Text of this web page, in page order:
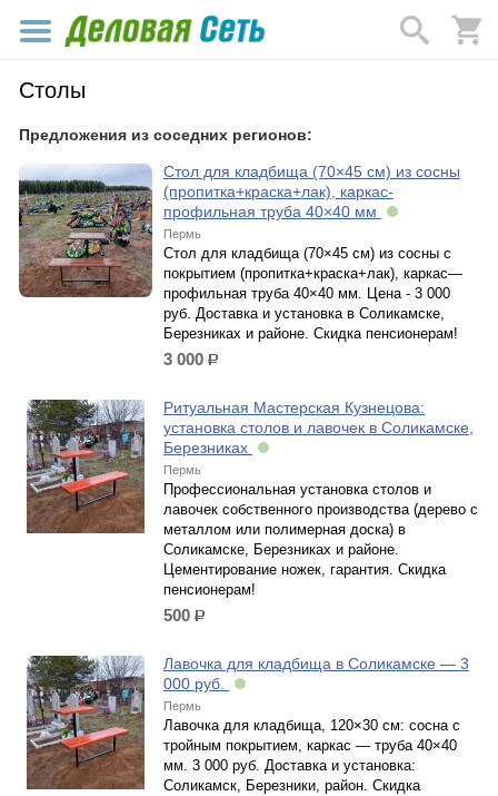
Столы
Предложения из соседних регионов:
Стол для кладбища (70×45 см) из сосны
(пропитка+краска+лак), каркас-
профильная труба 40×40 мм
Пермь
Стол для кладбища (70×45 см) из сосны с
покрытием (пропитка+краска+лак), каркас—
профильная труба 40×40 мм. Цена - 3 000
руб. Доставка и установка в Соликамске,
Березниках и районе. Скидка пенсионерам!
3 000 р.
Ритуальная Мастерская Кузнецова:
установка столов и лавочек в Соликамске,
Березниках
Пермь
Профессиональная установка столов и
лавочек собственного производства (дерево с
металлом или полимерная доска) в
Соликамске, Березниках и районе.
Цементирование ножек, гарантия. Скидка
пенсионерам!
500 р.
Лавочка для кладбища в Соликамске — 3
000 руб.
Пермь
Лавочка для кладбища, 120×30 см: сосна с
тройным покрытием, каркас — труба 40×40
мм. 3 000 руб. Доставка и установка:
Соликамск, Березники, район. Скидка